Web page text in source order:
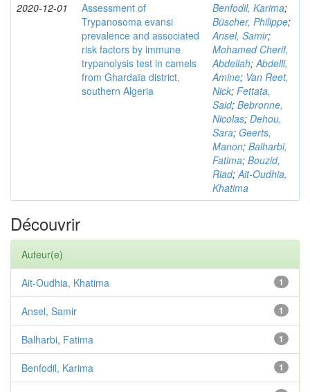
2020-12-01
Assessment of
Trypanosoma evansi
prevalence and associated
risk factors by immune
trypanolysis test in camels
from Ghardaïa district,
southern Algeria
Benfodil, Karima;
Büscher, Philippe;
Ansel, Samir;
Mohamed Cherif,
Abdellah;Abdelli,
Amine; Van Reet,
Nick; Fettata,
Said; Bebronne,
Nicolas; Dehou,
Sara; Geerts,
Manon; Balharbi,
Fatima; Bouzid,
Riad;Ait-Oudhia,
Khatima
Découvrir
Auteur(e)
1
Ait-Oudhia, Khatima
1
Ansel, Samir
1
Balharbi, Fatima
1
Benfodil, Karima